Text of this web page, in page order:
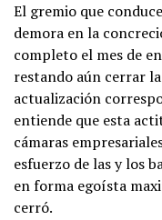
El gremio que
demora en la
completo el mes de
restando aún cerrar
actualización
entiende que esta
cámaras
esfuerzo de las y los
en forma egoísta
cerró.